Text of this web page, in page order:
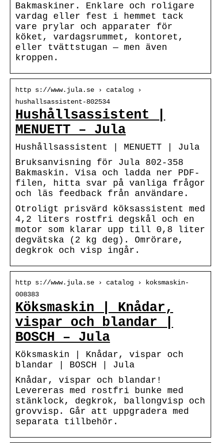
Bakmaskiner. Enklare och roligare
vardag eller fest i hemmet tack
vare prylar och apparater för
köket, vardagsrummet, kontoret,
eller tvättstugan — men även
kroppen.
http s://www.jula.se › catalog ›
hushallsassistent-802534
Hushållsassistent |
MENUETT – Jula
Hushållsassistent | MENUETT | Jula
Bruksanvisning för Jula 802-358
Bakmaskin. Visa och ladda ner PDF-
filen, hitta svar på vanliga frågor
och läs feedback från användare.
Otroligt prisvärd köksassistent med
4,2 liters rostfri degskål och en
motor som klarar upp till 0,8 liter
degvätska (2 kg deg). Omrörare,
degkrok och visp ingår.
http s://www.jula.se › catalog › koksmaskin-
008383
Köksmaskin | Knådar,
vispar och blandar |
BOSCH – Jula
Köksmaskin | Knådar, vispar och
blandar | BOSCH | Jula
Knådar, vispar och blandar!
Levereras med rostfri bunke med
stänklock, degkrok, ballongvisp och
grovvisp. Går att uppgradera med
separata tillbehör.